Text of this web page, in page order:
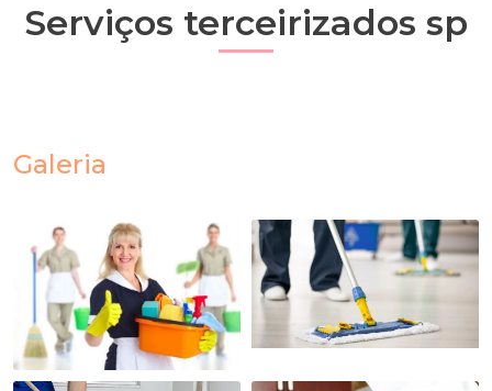
Serviços terceirizados sp
Galeria